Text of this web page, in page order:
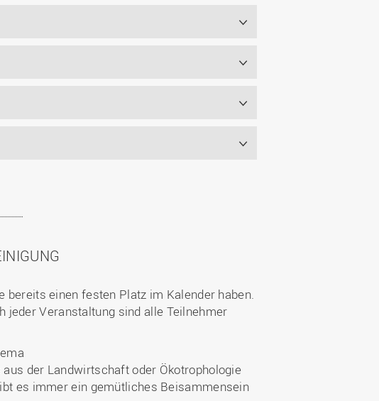
bereits einen festen Platz im Kalender haben.
jeder Veranstaltung sind alle Teilnehmer
der Landwirtschaft oder Ökotrophologie
es immer ein gemütliches Beisammensein